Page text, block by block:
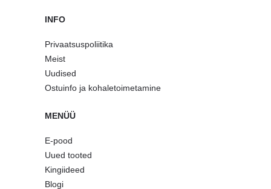
INFO
Privaatsuspoliitika
Meist
Uudised
Ostuinfo ja kohaletoimetamine
MENÜÜ
E-pood
Uued tooted
Kingiideed
Blogi